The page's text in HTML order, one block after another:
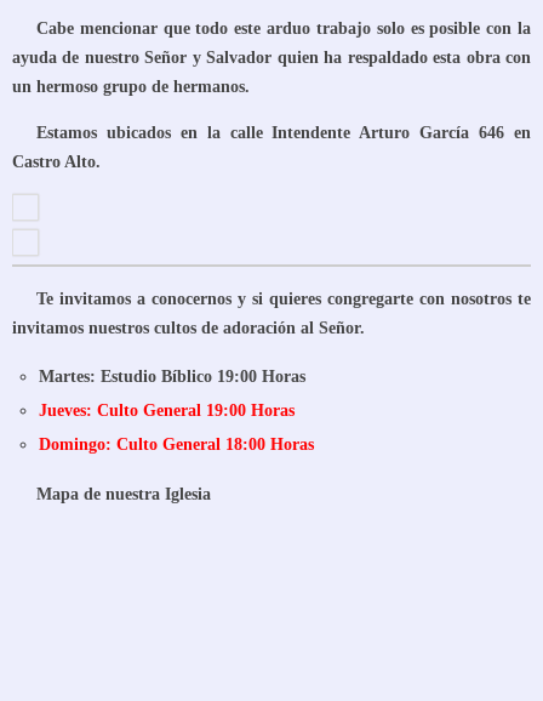
Cabe mencionar que todo este arduo trabajo solo es posible con la
ayuda de nuestro Señor y Salvador quien ha respaldado esta obra con
un hermoso grupo de hermanos.
Estamos ubicados en la calle Intendente Arturo García 646 en
Castro Alto.
Te invitamos a conocernos y si quieres congregarte con nosotros te
invitamos nuestros cultos de adoración al Señor.
Martes: Estudio Bíblico 19:00 Horas
Jueves: Culto General 19:00 Horas
Domingo: Culto General 18:00 Horas
Mapa de nuestra Iglesia